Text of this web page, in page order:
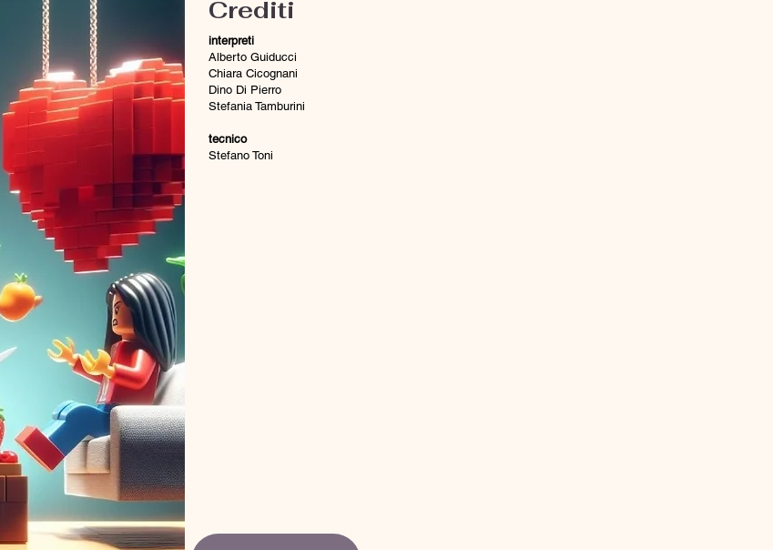
Crediti
interpreti
Alberto Guiducci
Chiara Cicognani
Dino Di Pierro
Stefania Tamburini
tecnico
Stefano Toni